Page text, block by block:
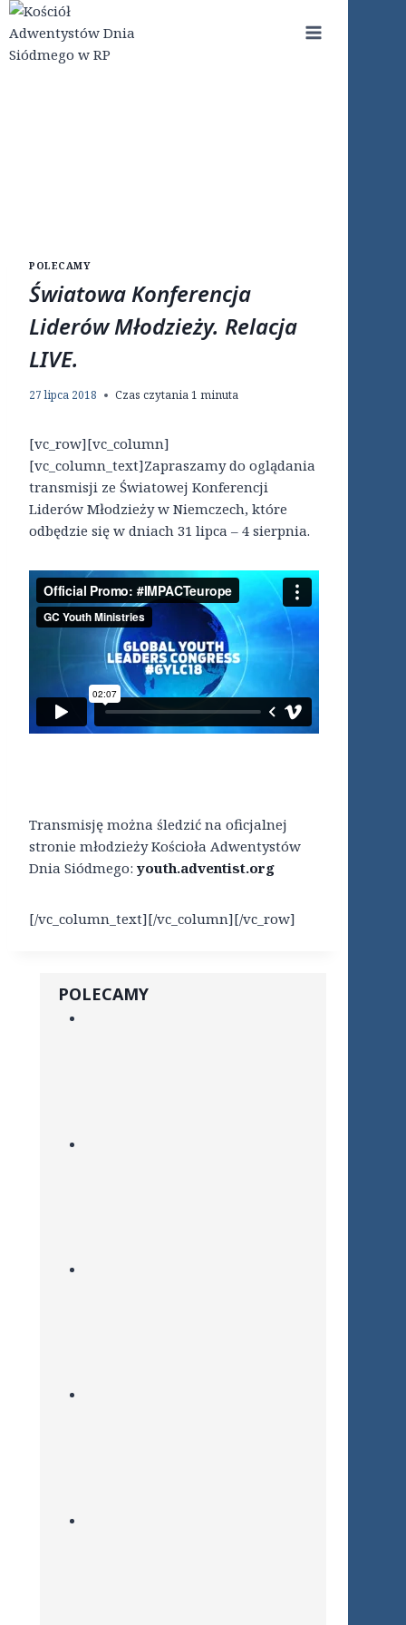
Przejdź
do
treści
POLECAMY
Światowa Konferencja
Liderów Młodzieży. Relacja
LIVE.
27 lipca 2018 Czas czytania1 minuta
[vc_row][vc_column]
[vc_column_text]Zapraszamy do oglądania
transmisji ze Światowej Konferencji
Liderów Młodzieży w Niemczech, które
odbędzie się w dniach 31 lipca – 4 sierpnia.
Transmisję można śledzić na oficjalnej
stronie młodzieży Kościoła Adwentystów
Dnia Siódmego: youth.adventist.org
[/vc_column_text][/vc_column][/vc_row]
POLECAMY